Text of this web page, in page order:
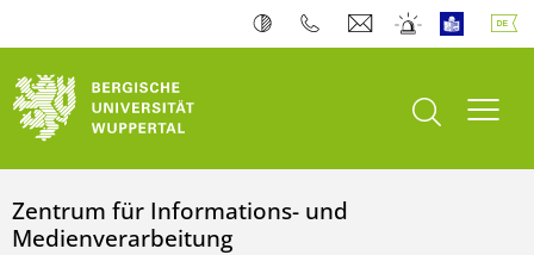
Suche öffnen
Zentrum für Informations- und
Medienverarbeitung